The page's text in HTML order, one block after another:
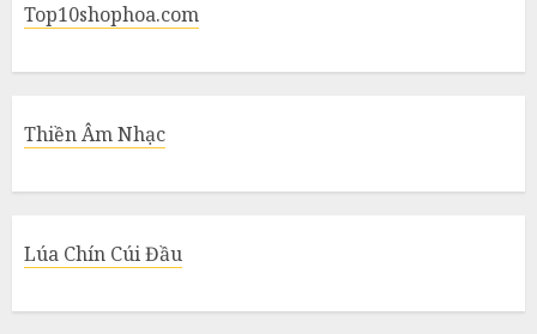
Top10shophoa.com
Thiền Âm Nhạc
Lúa Chín Cúi Đầu